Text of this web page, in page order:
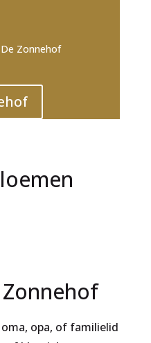
Zonnehof
opa, of familielid